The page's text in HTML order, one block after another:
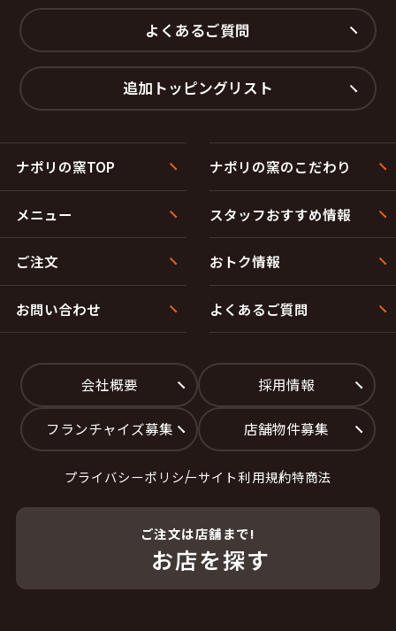
よくあるご質問
追加トッピングリスト
ナポリの窯TOP ナポリの窯のこだわり
メニュー スタッフおすすめ情報
ご注文 おトク情報
お問い合わせ よくあるご質問
会社概要 採用情報
フランチャイズ募集 店舗物件募集
プライバシーポリシーサイト利用規約特商法
ご注文は店舗まで!
お店を探す